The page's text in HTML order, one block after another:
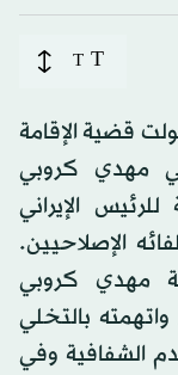
T
T
قضية الإقامة
مهدي كروبي
الإيراني
الإصلاحيين.
مهدي كروبي
واتهمته بالتخلي
الشفافية وفي